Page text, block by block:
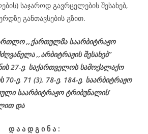
საჯაროდ გავრცელების შესახებ,
განთავსების გზით.
,,ქართულმა საარბიტრაჟო
,,არბიტრაჟის შესახებ’’
27-ე, საქართველოს სამოქალაქო
70-ე, 71 (3), 78-ე, 184-ე, საარბიტრაჟო
საარბიტრაჟო ტრიბუნალის’
და
დ ა ა დ გ ი ნ ა :